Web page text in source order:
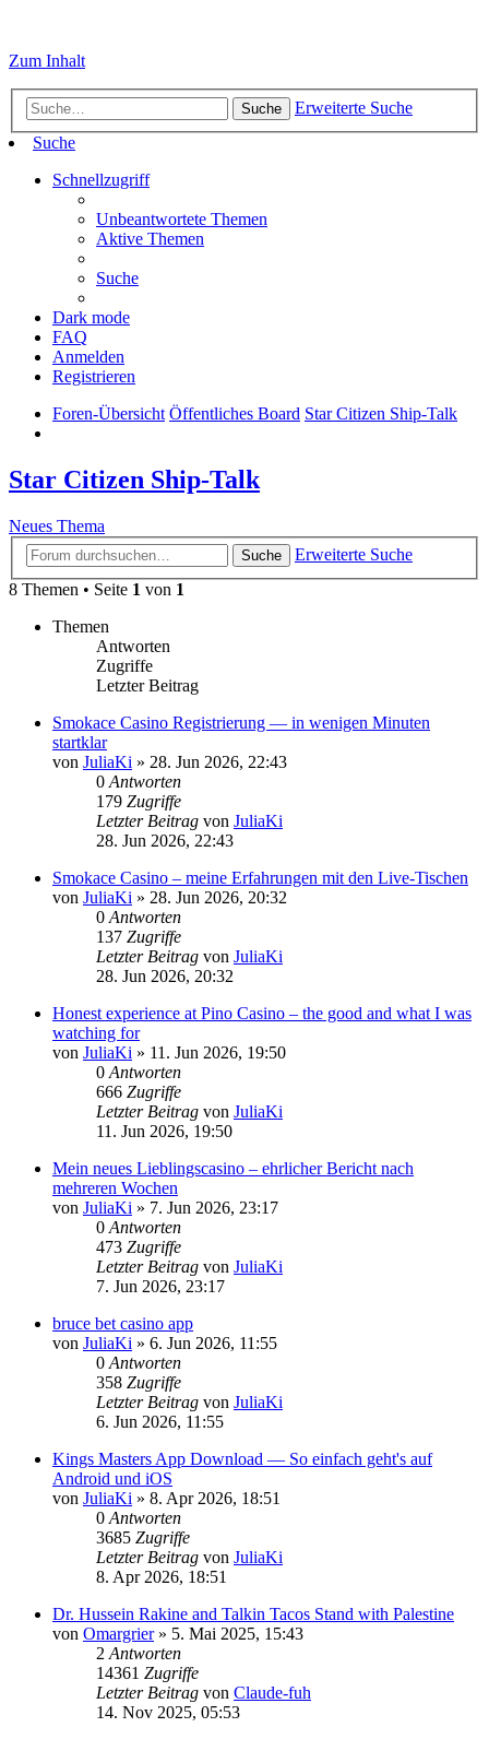
Zum Inhalt
Suche
Erweiterte Suche
Suche
Schnellzugriff
Unbeantwortete Themen
Aktive Themen
Suche
Dark mode
FAQ
Anmelden
Registrieren
Foren-Übersicht Öffentliches Board Star Citizen Ship-Talk
Star Citizen Ship-Talk
Neues Thema
Suche
Erweiterte Suche
8 Themen • Seite 1 von 1
Themen
Antworten
Zugriffe
Letzter Beitrag
Smokace Casino Registrierung — in wenigen Minuten
startklar
von JuliaKi » 28. Jun 2026, 22:43
0Antworten
179 Zugriffe
Letzter Beitrag von JuliaKi
28. Jun 2026, 22:43
Smokace Casino – meine Erfahrungen mit den Live-Tischen
von JuliaKi » 28. Jun 2026, 20:32
0Antworten
137 Zugriffe
Letzter Beitrag von JuliaKi
28. Jun 2026, 20:32
Honest experience at Pino Casino – the good and what I was
watching for
von JuliaKi » 11. Jun 2026, 19:50
0Antworten
666 Zugriffe
Letzter Beitrag von JuliaKi
11. Jun 2026, 19:50
Mein neues Lieblingscasino – ehrlicher Bericht nach
mehreren Wochen
von JuliaKi » 7. Jun 2026, 23:17
0Antworten
473 Zugriffe
Letzter Beitrag von JuliaKi
7. Jun 2026, 23:17
bruce bet casino app
von JuliaKi » 6. Jun 2026, 11:55
0Antworten
358 Zugriffe
Letzter Beitrag von JuliaKi
6. Jun 2026, 11:55
Kings Masters App Download — So einfach geht's auf
Android und iOS
von JuliaKi » 8. Apr 2026, 18:51
0Antworten
3685 Zugriffe
Letzter Beitrag von JuliaKi
8. Apr 2026, 18:51
Dr. Hussein Rakine and Talkin Tacos Stand with Palestine
von Omargrier» 5. Mai 2025, 15:43
2Antworten
14361 Zugriffe
Letzter Beitrag von Claude-fuh
14. Nov 2025, 05:53